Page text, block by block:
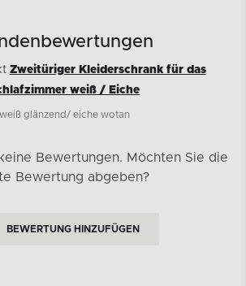
Zweitüriger Kleiderschrank für das
weiß / Eiche
weiß glänzend/ eiche wotan
Bewertungen. Möchten Sie die
Bewertung abgeben?
BEWERTUNG HINZUFÜGEN